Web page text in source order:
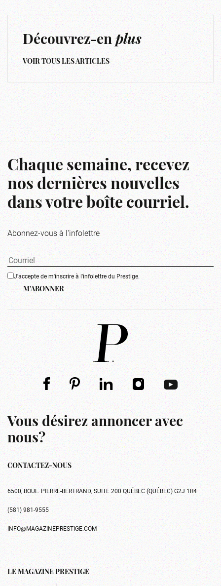
Découvrez-enplus
VOIR TOUS LES ARTICLES
Chaque semaine, recevez
nos dernières nouvelles
dans votre boîte courriel.
Abonnez-vous à l'infolettre
J'accepte de m'inscrire à l'infolettre du Prestige.
M'ABONNER
Vous désirez annoncer avec
nous?
CONTACTEZ-NOUS
6500, BOUL. PIERRE-BERTRAND, SUITE 200 QUÉBEC (QUÉBEC) G2J 1R4
(581) 981-9555
INFO@MAGAZINEPRESTIGE.COM
LE MAGAZINE PRESTIGE